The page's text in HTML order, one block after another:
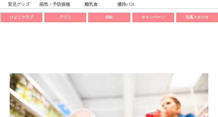
育児グッズ 病気・予防接種 離乳食 優待パス
ひよこクラブ アプリ SNS キャンペーン 写真スタジオ